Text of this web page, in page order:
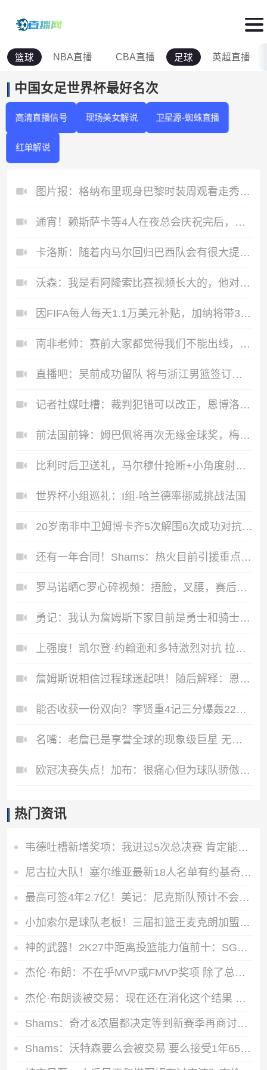
篮球 NBA直播 CBA直播 足球 英超直播
中国女足世界杯最好名次
高清直播信号 现场美女解说 卫星源-蜘蛛直播
红单解说
图片报：格纳布里现身巴黎时装周观看走秀，特尔担任模特
通宵！赖斯萨卡等4人在夜总会庆祝完后，凌晨5点去球场与球迷庆祝
卡洛斯：随着内马尔回归巴西队会有很大提升 我们可以进入决赛
沃森：我是看阿隆索比赛视频长大的，他对我的位置理解得非常透彻
因FIFA每人每天1.1万美元补贴，加纳将带3名本土联赛球员去世界杯
南非老帅：赛前大家都觉得我们不能出线，我们没给韩国留任何破绽
直播吧：吴前成功留队 将与浙江男篮签订一份老将合同
记者社媒吐槽：裁判犯错可以改正，恩博洛假摔犯错就被淘汰
前法国前锋：姆巴佩将再次无缘金球奖，梅西若夺冠将有望获奖
比利时后卫送礼，马尔穆什抢断+小角度射门，库尔图瓦再救险！
世界杯小组巡礼：I组-哈兰德率挪威挑战法国
20岁南非中卫姆博卡齐5次解围6次成功对抗，吧友打9.2高分！
还有一年合同！Shams：热火目前引援重点是外线 首选目标是克莱
罗马诺晒C罗心碎视频：捂脸，叉腰，赛后步伐沉重离场
勇记：我认为詹姆斯下家目前是勇士和骑士五五开的局面
上强度！凯尔登·约翰逊和多特激烈对抗 拉拽推搡
詹姆斯说相信过程球迷起哄！随后解释：恩比德出生前我就在说了
能否收获一份双向？李贤重4记三分爆轰22分 打出NBA生涯最佳一战
名嘴：老詹已是享誉全球的现象级巨星 无需再去尼克斯扩大影响力
欧冠决赛失点！加布：很痛心但为球队骄傲，享受今天的冠军游行吧
热门资讯
韦德吐槽新增奖项：我进过5次总决赛 肯定能拿一两个东决MVP
尼古拉大队！塞尔维亚最新18人名单有约基奇/约维奇等7个叫尼古拉
最高可签4年2.7亿！美记：尼克斯队预计不会给唐斯提供全额顶薪
小加索尔是球队老板！三届扣篮王麦克朗加盟西班牙赫罗纳俱乐部
神的武器！2K27中距离投篮能力值前十：SGA一枝独秀 KD并列第三
杰伦·布朗：不在乎MVP或FMVP奖项 除了总冠军没任何东西能打动我
杰伦·布朗谈被交易：现在还在消化这个结果 我在波士顿待了10年
Shams：奇才&浓眉都决定等到新赛季再商讨续约 或在开季20场左右
Shams：沃特森要么会被交易 要么接受1年650万的资质报价留队